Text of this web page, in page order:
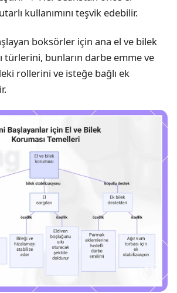
kullanımını teşvik edebilir.
boksörler için ana el ve bilek
türlerini, bunların darbe emme ve
rollerini ve isteğe bağlı ek